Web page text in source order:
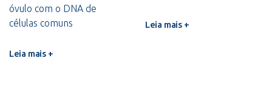
óvulo com o DNA de
células comuns
Leia mais +
Leia mais +